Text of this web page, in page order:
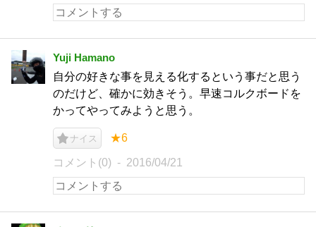
Yuji Hamano
自分の好きな事を見える化するという事だと思う
のだけど、確かに効きそう。早速コルクボードを
かってやってみようと思う。
ナイス ★6
コメント(0) 2016/04/21